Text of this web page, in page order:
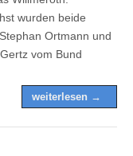
wurden beide
Ortmann und
vom Bund
weiterlesen →